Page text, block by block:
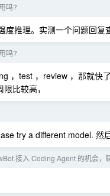
吗?
推理。实测一个问题回复
吗?
，test ，review ，那就快了
比较高，
try a different model. 然
接入 Coding Agent 的机会，